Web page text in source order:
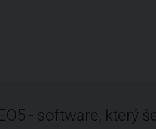
- software, který